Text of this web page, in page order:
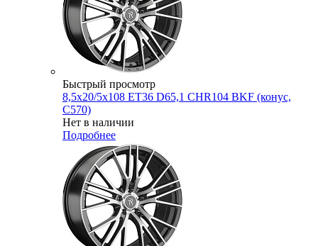
Быстрый просмотр
8,5x20/5x108 ET36 D65,1 CHR104 BKF (конус,
C570)
Нет в наличии
Подробнее